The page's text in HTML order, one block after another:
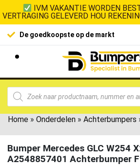
IVM VAKANTIE WORDEN
VERTRAGING GELEVERD HOU
De goedkoopste op de markt
Home » Onderdelen » Achterbumpers
Bumper Mercedes GLC W254
A2548857401 Achterbumper